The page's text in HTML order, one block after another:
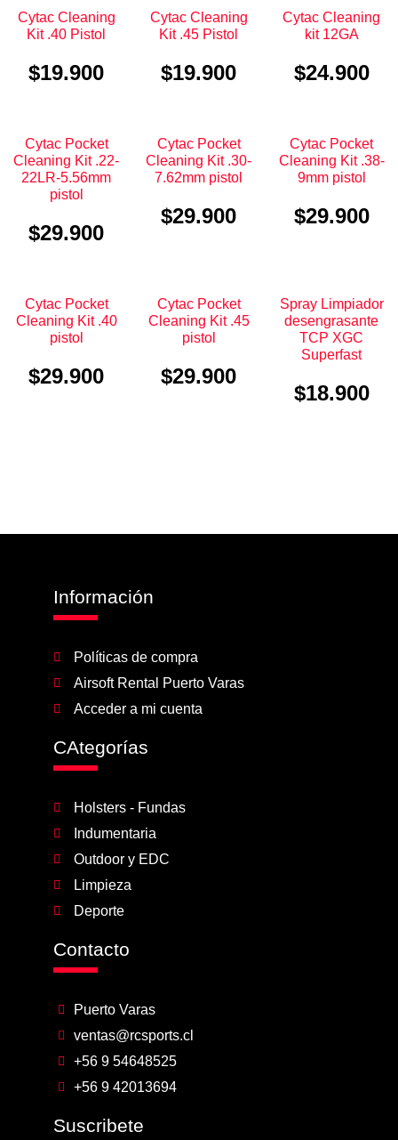
Cytac Cleaning
Kit .40 Pistol
$19.900
Cytac Cleaning
Kit .45 Pistol
$19.900
Cytac Cleaning
kit 12GA
$24.900
Cytac Pocket
Cleaning Kit .22-
22LR-5.56mm
pistol
$29.900
Cytac Pocket
Cleaning Kit .30-
7.62mm pistol
$29.900
Cytac Pocket
Cleaning Kit .38-
9mm pistol
$29.900
Cytac Pocket
Cleaning Kit .40
pistol
$29.900
Cytac Pocket
Cleaning Kit .45
pistol
$29.900
Spray Limpiador
desengrasante
TCP XGC
Superfast
$18.900
Información
Políticas de compra
Airsoft Rental Puerto Varas
Acceder a mi cuenta
CAtegorías
Holsters - Fundas
Indumentaria
Outdoor y EDC
Limpieza
Deporte
Contacto
Puerto Varas
ventas@rcsports.cl
+56 9 54648525
+56 9 42013694
Suscribete